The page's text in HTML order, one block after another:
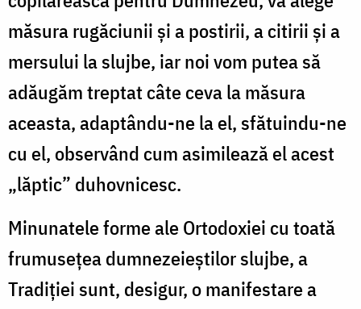
măsura rugăciunii şi a postirii, a citirii şi a
mersului la slujbe, iar noi vom putea să
adăugăm treptat câte ceva la măsura
aceasta, adaptându-ne la el, sfătuindu-ne
cu el, observând cum asimilează el acest
„lăptic” duhovnicesc.
Minunatele forme ale Ortodoxiei cu toată
frumuseţea dumnezeieştilor slujbe, a
Tradiţiei sunt, desigur, o manifestare a